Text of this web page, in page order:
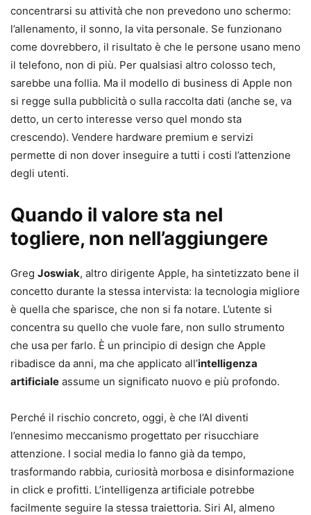
concentrarsi su attività che non prevedono uno schermo:
l’allenamento, il sonno, la vita personale. Se funzionano
come dovrebbero, il risultato è che le persone usano meno
il telefono, non di più. Per qualsiasi altro colosso tech,
sarebbe una follia. Ma il modello di business di Apple non
si regge sulla pubblicità o sulla raccolta dati (anche se, va
detto, un certo interesse verso quel mondo sta
crescendo). Vendere hardware premium e servizi
permette di non dover inseguire a tutti i costi l’attenzione
degli utenti.
Quando il valore sta nel
togliere, non nell’aggiungere
Greg Joswiak, altro dirigente Apple, ha sintetizzato bene il
concetto durante la stessa intervista: la tecnologia migliore
è quella che sparisce, che non si fa notare. L’utente si
concentra su quello che vuole fare, non sullo strumento
che usa per farlo. È un principio di design che Apple
ribadisce da anni, ma che applicato all’intelligenza
artificiale assume un significato nuovo e più profondo.
Perché il rischio concreto, oggi, è che l’AI diventi
l’ennesimo meccanismo progettato per risucchiare
attenzione. I social media lo fanno già da tempo,
trasformando rabbia, curiosità morbosa e disinformazione
in click e profitti. L’intelligenza artificiale potrebbe
facilmente seguire la stessa traiettoria. Siri AI, almeno